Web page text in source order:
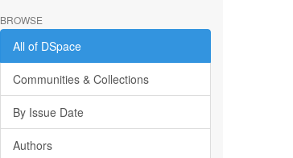
BROWSE
All of DSpace
Communities & Collections
By Issue Date
Authors